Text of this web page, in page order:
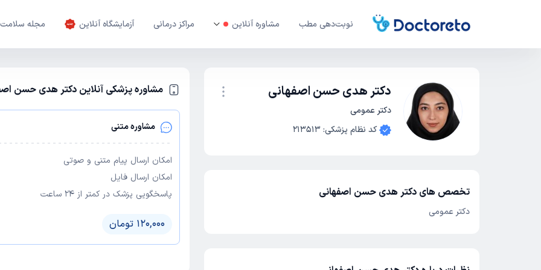
نوبت‌دهی مطب مشاوره آنلاین مراکز درمانی آزمایشگاه آنلاین مجله سلامت
دکتر هدی حسن اصفهانی
دکتر عمومی
کد نظام پزشکی:
213513
مشاوره پزشکی آنلاین دکتر هدی حسن
مشاوره متنی
امکان ارسال پیام متنی و صوتی
امکان ارسال فایل
پاسخگویی پزشک در کمتر از ۲۴ ساعت
120,000 تومان
تخصص های دکتر هدی حسن اصفهانی
دکتر عمومی